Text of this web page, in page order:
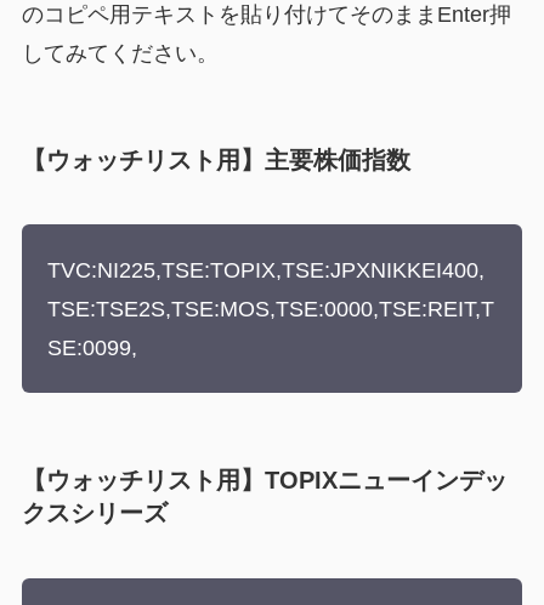
のコピペ用テキストを貼り付けてそのままEnter押
してみてください。
【ウォッチリスト用】主要株価指数
TVC:NI225,TSE:TOPIX,TSE:JPXNIKKEI400,
TSE:TSE2S,TSE:MOS,TSE:0000,TSE:REIT,T
SE:0099,
【ウォッチリスト用】TOPIXニューインデッ
クスシリーズ